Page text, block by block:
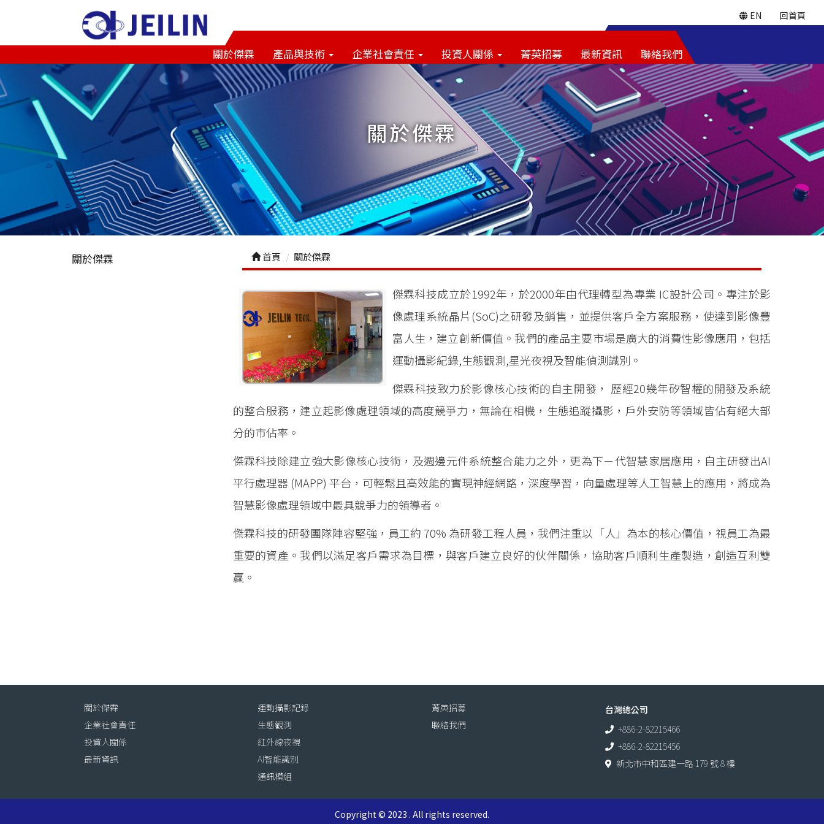
EN 回首頁
關於傑霖 產品與技術 企業社會責任 投資人關係 菁英招募 最新資訊 聯絡我們
關於傑霖
關於傑霖 首頁 關於傑霖
傑霖科技成立於1992年，於2000年由代理轉型為專業 IC設計公司。專注於影
像處理系統晶片(SoC)之研發及銷售，並提供客戶全方案服務，使達到影像豐
富人生，建立創新價值。我們的產品主要市場是廣大的消費性影像應用，包括
運動攝影紀錄,生態觀測,星光夜視及智能偵測識別。
傑霖科技致力於影像核心技術的自主開發， 歷經20幾年矽智權的開發及系統
的整合服務，建立起影像處理領域的高度競爭力，無論在相機，生態追蹤攝影，戶外安防等領域皆佔有絕大部
分的市佔率。
傑霖科技除建立強大影像核心技術，及週邊元件系統整合能力之外，更為下－代智慧家居應用，自主研發出AI
平行處理器 (MAPP) 平台，可輕鬆且高效能的實現神經網路，深度學習，向量處理等人工智慧上的應用，將成為
智慧影像處理領域中最具競爭力的領導者。
傑霖科技的研發團隊陣容堅強，員工約 70% 為研發工程人員，我們注重以「人」為本的核心價值，視員工為最
重要的資產。我們以滿足客戶需求為目標，與客戶建立良好的伙伴關係，協助客戶順利生產製造，創造互利雙
贏。
關於傑霖
企業社會責任
投資人關係
最新資訊
運動攝影記錄
生態觀測
紅外線夜視
AI智能識別
通訊模組
菁英招募
聯絡我們
台灣總公司
+886-2-82215466
+886-2-82215456
新北市中和區建一路 179 號 8 樓
Copyright © 2023 . All rights reserved.